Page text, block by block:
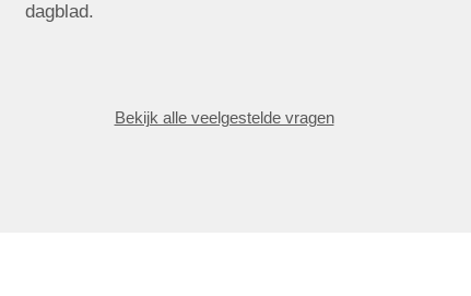
dagblad.
Bekijk alle veelgestelde vragen